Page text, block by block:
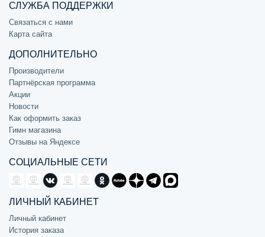
СЛУЖБА ПОДДЕРЖКИ
Связаться с нами
Карта сайта
ДОПОЛНИТЕЛЬНО
Производители
Партнёрская программа
Акции
Новости
Как оформить заказ
Гимн магазина
Отзывы на Яндексе
СОЦИАЛЬНЫЕ СЕТИ
ЛИЧНЫЙ КАБИНЕТ
Личный кабинет
История заказа